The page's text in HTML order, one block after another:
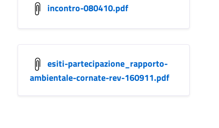
incontro-080410.pdf
esiti-partecipazione_rapporto-
ambientale-cornate-rev-160911.pdf